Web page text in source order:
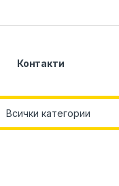
Контакти